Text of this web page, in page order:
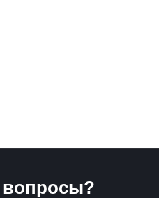
вопросы?